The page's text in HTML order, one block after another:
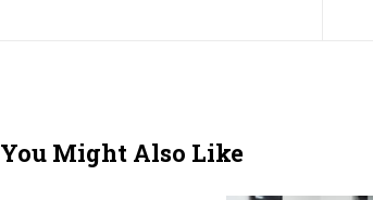
You Might Also Like